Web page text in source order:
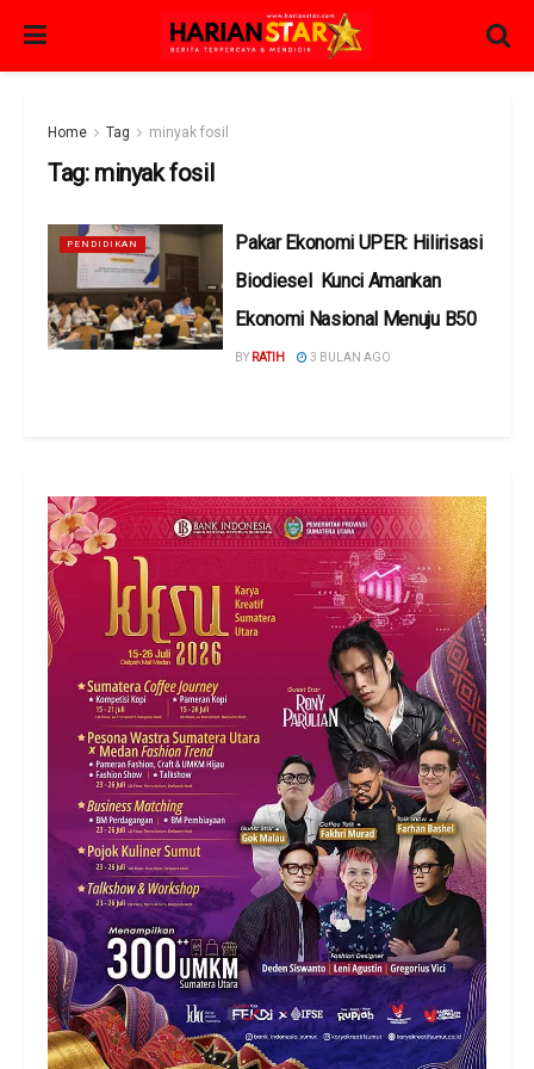
Home Tag minyak fosil
Tag: minyak fosil
PENDIDIKAN
Pakar Ekonomi UPER: Hilirisasi
Biodiesel Kunci Amankan
Ekonomi Nasional Menuju B50
BY RATIH 3 BULAN AGO